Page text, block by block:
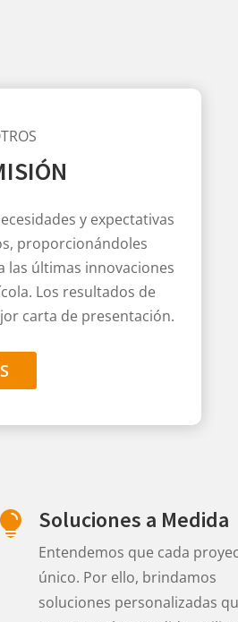
y expectativas
proporcionándoles
las últimas innovaciones
Los resultados de
carta de presentación.
 Soluciones a Medida
Entendemos que cada
único. Por ello, brindamos
soluciones personalizadas